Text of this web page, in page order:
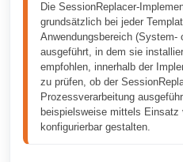
Die SessionReplacer-
grundsätzlich bei jeder
Anwendungsbereich (System-
ausgeführt, in dem sie
empfohlen, innerhalb der
zu prüfen, ob der
Prozessverarbeitung
beispielsweise mittels Einsatz
konfigurierbar gestalten.